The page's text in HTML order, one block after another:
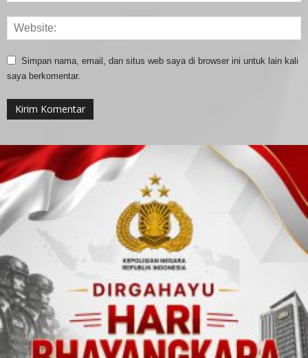
Simpan nama, email, dan situs web saya di browser ini untuk lain kali
saya berkomentar.